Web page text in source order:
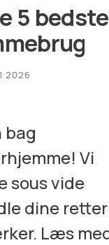
5 bedste
2026
bag
Vi
sous vide
dine retter
Læs